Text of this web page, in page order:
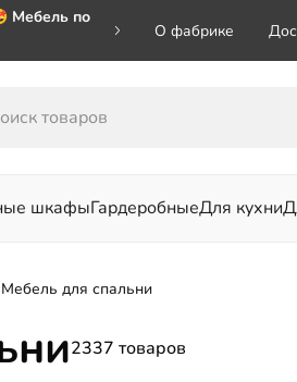
Мебель по
на номер
О фабрике
шкафыГардеробныеДля кухни
Мебель для спальни
2337 товаров